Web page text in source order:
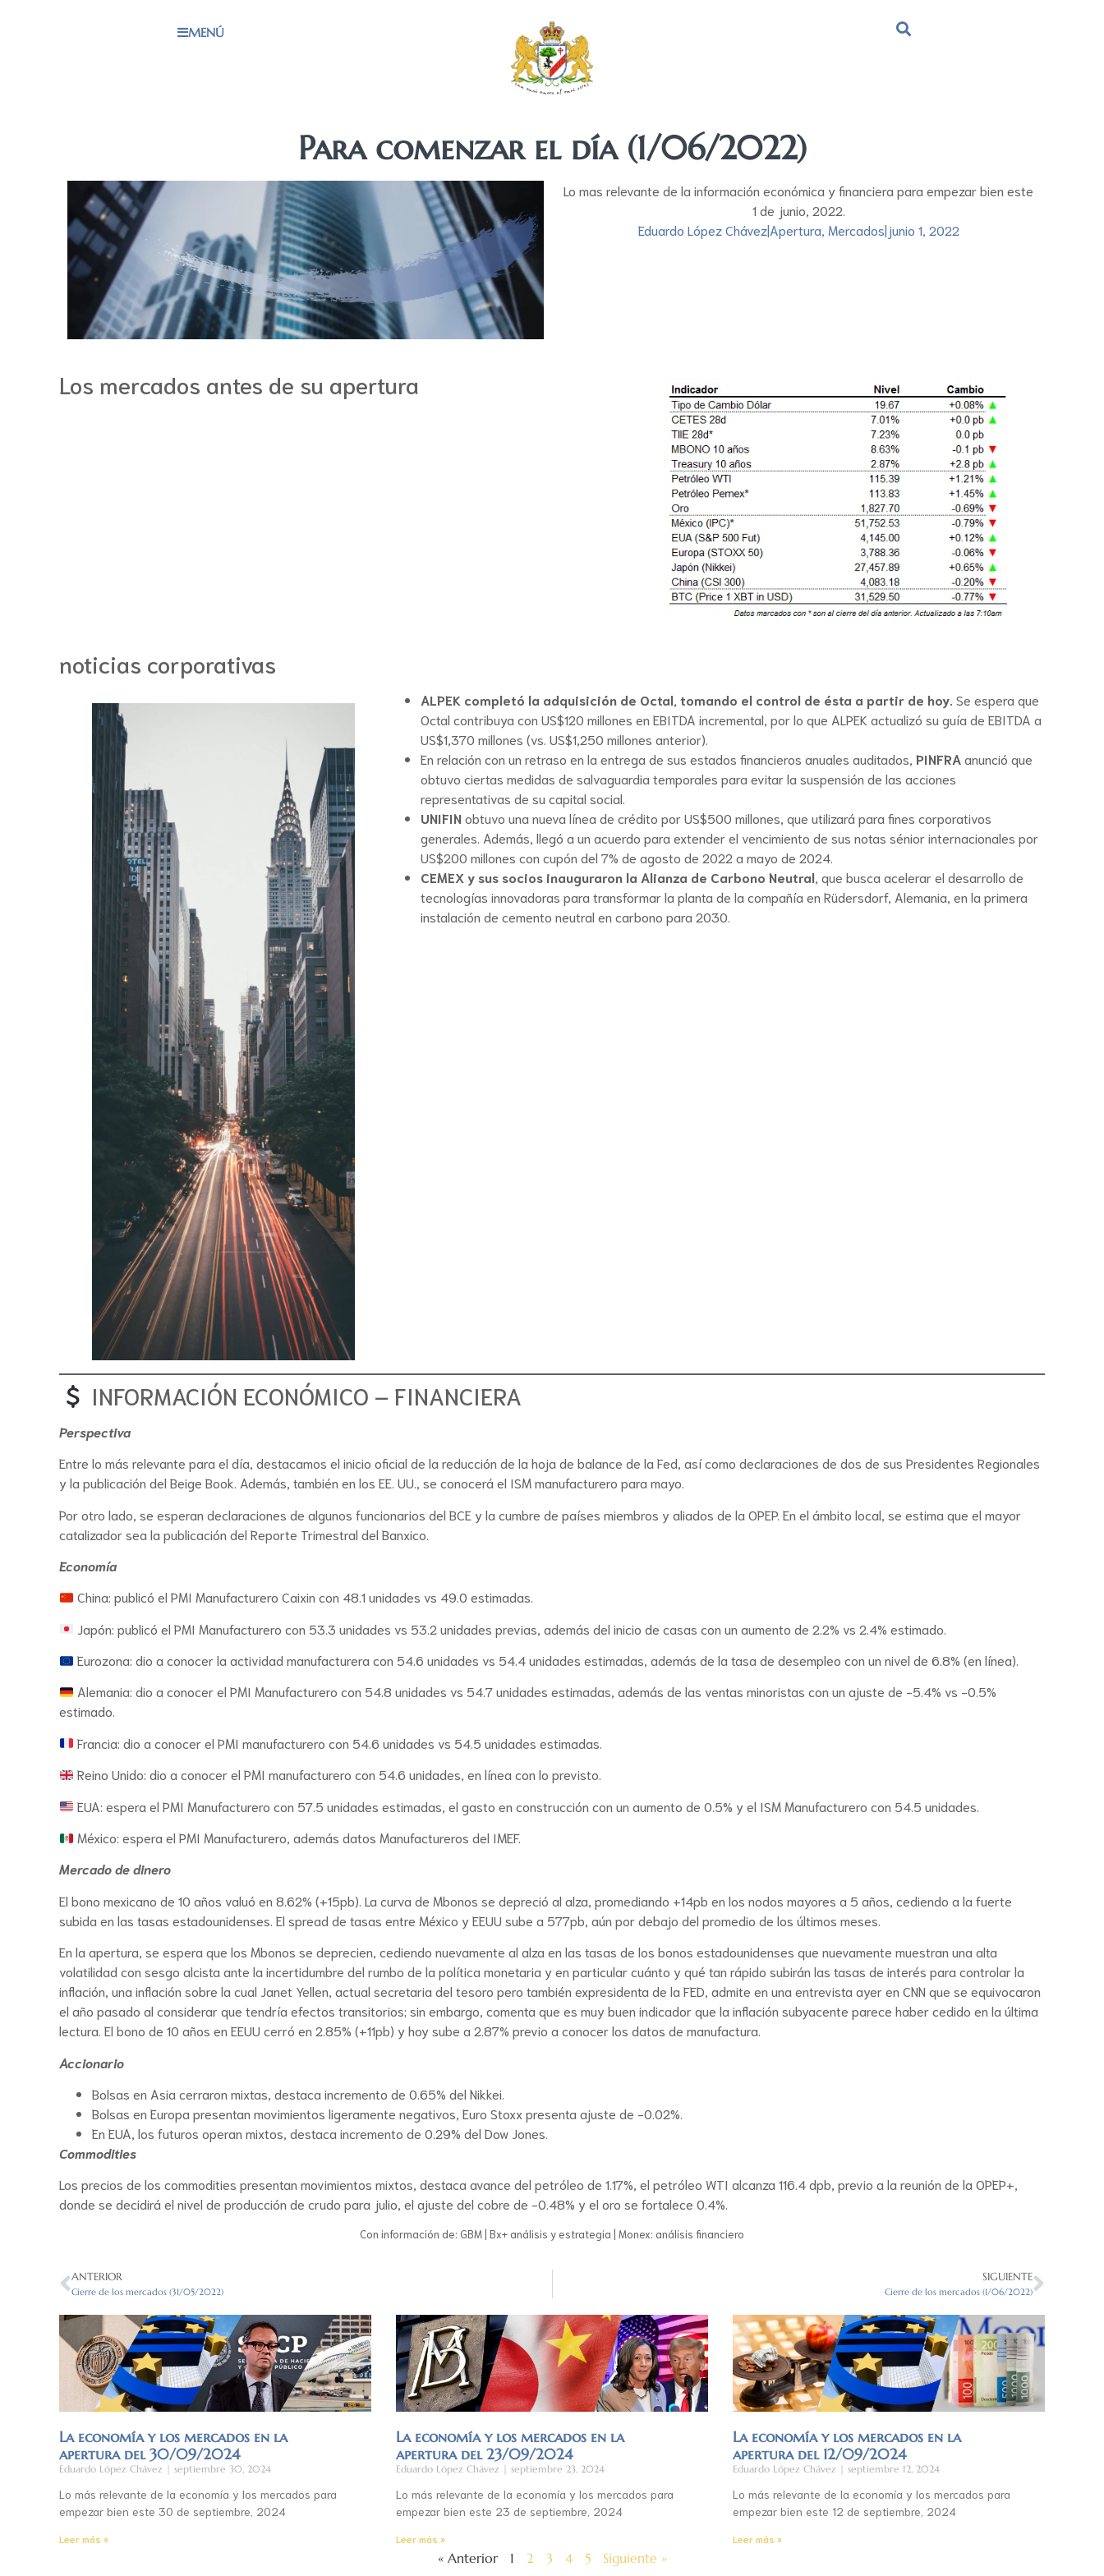
MENÚ
Para comenzar el día (1/06/2022)
Lo mas relevante de la información económica y financiera para empezar bien este
1 de junio, 2022.
Eduardo López Chávez|Apertura Mercados|junio 1, 2022
Los mercados antes de su apertura
noticias corporativas
ALPEK completó la adquisición de Octal, tomando el control de ésta a partir de hoy. Se espera que
Octal contribuya con US$120 millones en EBITDA incremental, por lo que ALPEK actualizó su guía de EBITDA a
US$1,370 millones (vs. US$1,250 millones anterior).
En relación con un retraso en la entrega de sus estados financieros anuales auditados, PINFRA anunció que
obtuvo ciertas medidas de salvaguardia temporales para evitar la suspensión de las acciones
representativas de su capital social.
UNIFIN obtuvo una nueva línea de crédito por US$500 millones, que utilizará para fines corporativos
generales. Además, llegó a un acuerdo para extender el vencimiento de sus notas sénior internacionales por
US$200 millones con cupón del 7% de agosto de 2022 a mayo de 2024.
CEMEX y sus socios inauguraron la Alianza de Carbono Neutral , que busca acelerar el desarrollo de
tecnologías innovadoras para transformar la planta de la compañía en Rüdersdorf, Alemania, en la primera
instalación de cemento neutral en carbono para 2030.
INFORMACIÓN ECONÓMICO – FINANCIERA
Perspectiva
Entre lo más relevante para el día, destacamos el inicio oficial de la reducción de la hoja de balance de la Fed, así como declaraciones de dos de sus Presidentes Regionales
y la publicación del Beige Book. Además, también en los EE. UU., se conocerá el ISM manufacturero para mayo.
Por otro lado, se esperan declaraciones de algunos funcionarios del BCE y la cumbre de países miembros y aliados de la OPEP. En el ámbito local, se estima que el mayor
catalizador sea la publicación del Reporte Trimestral del Banxico.
Economía
China: publicó el PMI Manufacturero Caixin con 48.1 unidades vs 49.0 estimadas.
Japón: publicó el PMI Manufacturero con 53.3 unidades vs 53.2 unidades previas, además del inicio de casas con un aumento de 2.2% vs 2.4% estimado.
Eurozona: dio a conocer la actividad manufacturera con 54.6 unidades vs 54.4 unidades estimadas, además de la tasa de desempleo con un nivel de 6.8% (en línea).
Alemania: dio a conocer el PMI Manufacturero con 54.8 unidades vs 54.7 unidades estimadas, además de las ventas minoristas con un ajuste de -5.4% vs -0.5%
estimado.
Francia: dio a conocer el PMI manufacturero con 54.6 unidades vs 54.5 unidades estimadas.
Reino Unido: dio a conocer el PMI manufacturero con 54.6 unidades, en línea con lo previsto.
EUA: espera el PMI Manufacturero con 57.5 unidades estimadas, el gasto en construcción con un aumento de 0.5% y el ISM Manufacturero con 54.5 unidades.
México: espera el PMI Manufacturero, además datos Manufactureros del IMEF.
Mercado de dinero
El bono mexicano de 10 años valuó en 8.62% (+15pb). La curva de Mbonos se depreció al alza, promediando +14pb en los nodos mayores a 5 años, cediendo a la fuerte
subida en las tasas estadounidenses. El spread de tasas entre México y EEUU sube a 577pb, aún por debajo del promedio de los últimos meses.
En la apertura, se espera que los Mbonos se deprecien, cediendo nuevamente al alza en las tasas de los bonos estadounidenses que nuevamente muestran una alta
volatilidad con sesgo alcista ante la incertidumbre del rumbo de la política monetaria y en particular cuánto y qué tan rápido subirán las tasas de interés para controlar la
inflación, una inflación sobre la cual Janet Yellen, actual secretaria del tesoro pero también expresidenta de la FED, admite en una entrevista ayer en CNN que se equivocaron
el año pasado al considerar que tendría efectos transitorios; sin embargo, comenta que es muy buen indicador que la inflación subyacente parece haber cedido en la última
lectura. El bono de 10 años en EEUU cerró en 2.85% (+11pb) y hoy sube a 2.87% previo a conocer los datos de manufactura.
Accionario
Bolsas en Asia cerraron mixtas, destaca incremento de 0.65% del Nikkei.
Bolsas en Europa presentan movimientos ligeramente negativos, Euro Stoxx presenta ajuste de -0.02%.
En EUA, los futuros operan mixtos, destaca incremento de 0.29% del Dow Jones.
Commodities
Los precios de los commodities presentan movimientos mixtos, destaca avance del petróleo de 1.17%, el petróleo WTI alcanza 116.4 dpb, previo a la reunión de la OPEP+,
donde se decidirá el nivel de producción de crudo para julio, el ajuste del cobre de -0.48% y el oro se fortalece 0.4%.
Con información de: GBM | Bx+ análisis y estrategia | Monex: análisis financiero
ANTERIOR
Cierre de los mercados (31/05/2022)
SIGUIENTE
Cierre de los mercados (1/06/2022)
La economía y los mercados en la
apertura del 30/09/2024
Eduardo López Chávez septiembre 30, 2024
Lo más relevante de la economía y los mercados para
empezar bien este 30 de septiembre, 2024
Leer más »
La economía y los mercados en la
apertura del 23/09/2024
Eduardo López Chávez septiembre 23, 2024
Lo más relevante de la economía y los mercados para
empezar bien este 23 de septiembre, 2024
Leer más »
La economía y los mercados en la
apertura del 12/09/2024
Eduardo López Chávez septiembre 12, 2024
Lo más relevante de la economía y los mercados para
empezar bien este 12 de septiembre, 2024
Leer más »
« Anterior 1 2 3 4 5 Siguiente »